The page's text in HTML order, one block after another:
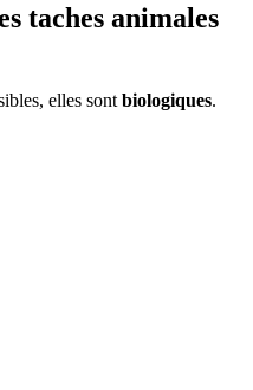
taches animales
elles sont biologiques.